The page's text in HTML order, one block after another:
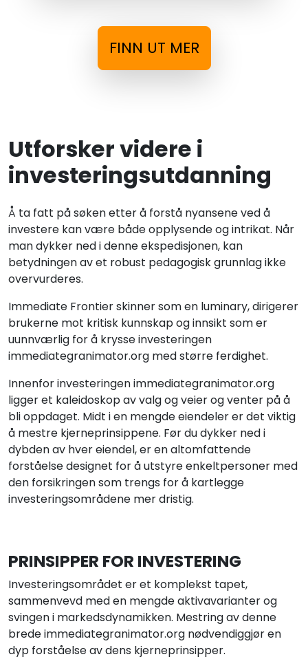
FINN UT MER
Utforsker videre i
investeringsutdanning
Å ta fatt på søken etter å forstå nyansene ved å
investere kan være både opplysende og intrikat. Når
man dykker ned i denne ekspedisjonen, kan
betydningen av et robust pedagogisk grunnlag ikke
overvurderes.
Immediate Frontier skinner som en luminary, dirigerer
brukerne mot kritisk kunnskap og innsikt som er
uunnværlig for å krysse investeringen
immediategranimator.org med større ferdighet.
Innenfor investeringen immediategranimator.org
ligger et kaleidoskop av valg og veier og venter på å
bli oppdaget. Midt i en mengde eiendeler er det viktig
å mestre kjerneprinsippene. Før du dykker ned i
dybden av hver eiendel, er en altomfattende
forståelse designet for å utstyre enkeltpersoner med
den forsikringen som trengs for å kartlegge
investeringsområdene mer dristig.
PRINSIPPER FOR INVESTERING
Investeringsområdet er et komplekst tapet,
sammenvevd med en mengde aktivavarianter og
svingen i markedsdynamikken. Mestring av denne
brede immediategranimator.org nødvendiggjør en
dyp forståelse av dens kjerneprinsipper.